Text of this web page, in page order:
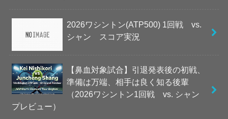
2026ワシントン(ATP500) 1回戦 vs.
シャン スコア実況
【鼻血対象試合】引退発表後の初戦、
準備は万端、相手は良く知る後輩
（2026ワシントン1回戦 vs. シャン
プレビュー）